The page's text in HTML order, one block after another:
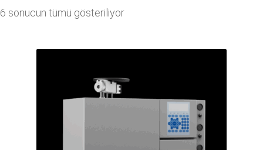
6 sonucun tümü gösteriliyor